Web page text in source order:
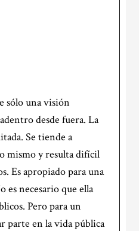
sólo una visión
desde fuera. La
Se tiende a
mismo y resulta difícil
Es apropiado para una
es necesario que ella
Pero para un
parte en la vida pública